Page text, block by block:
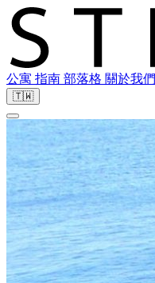
公寓 指南 部落格 關於我們
🇹🇼